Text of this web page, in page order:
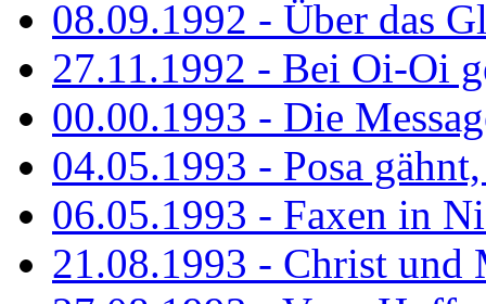
08.09.1992 - Über das
27.11.1992 - Bei Oi-Oi
00.00.1993 - Die
04.05.1993 - Posa
06.05.1993 - Faxen in
21.08.1993 - Christ und